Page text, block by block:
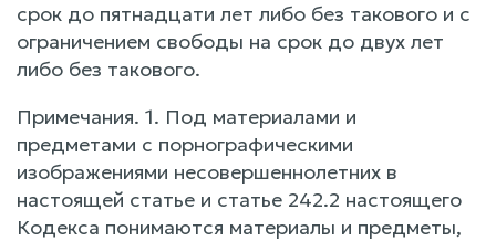
срок до пятнадцати лет либо без такового и с
ограничением свободы на срок до двух лет
либо без такового.
Примечания. 1. Под материалами и
предметами с порнографическими
изображениями несовершеннолетних в
настоящей статье и статье 242.2 настоящего
Кодекса понимаются материалы и предметы,